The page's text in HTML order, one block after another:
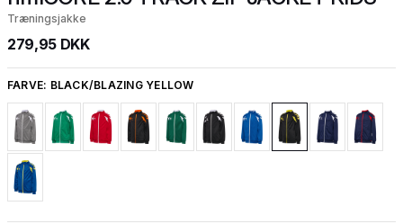
Træningsjakke
279,95 DKK
FARVE: BLACK/BLAZING YELLOW